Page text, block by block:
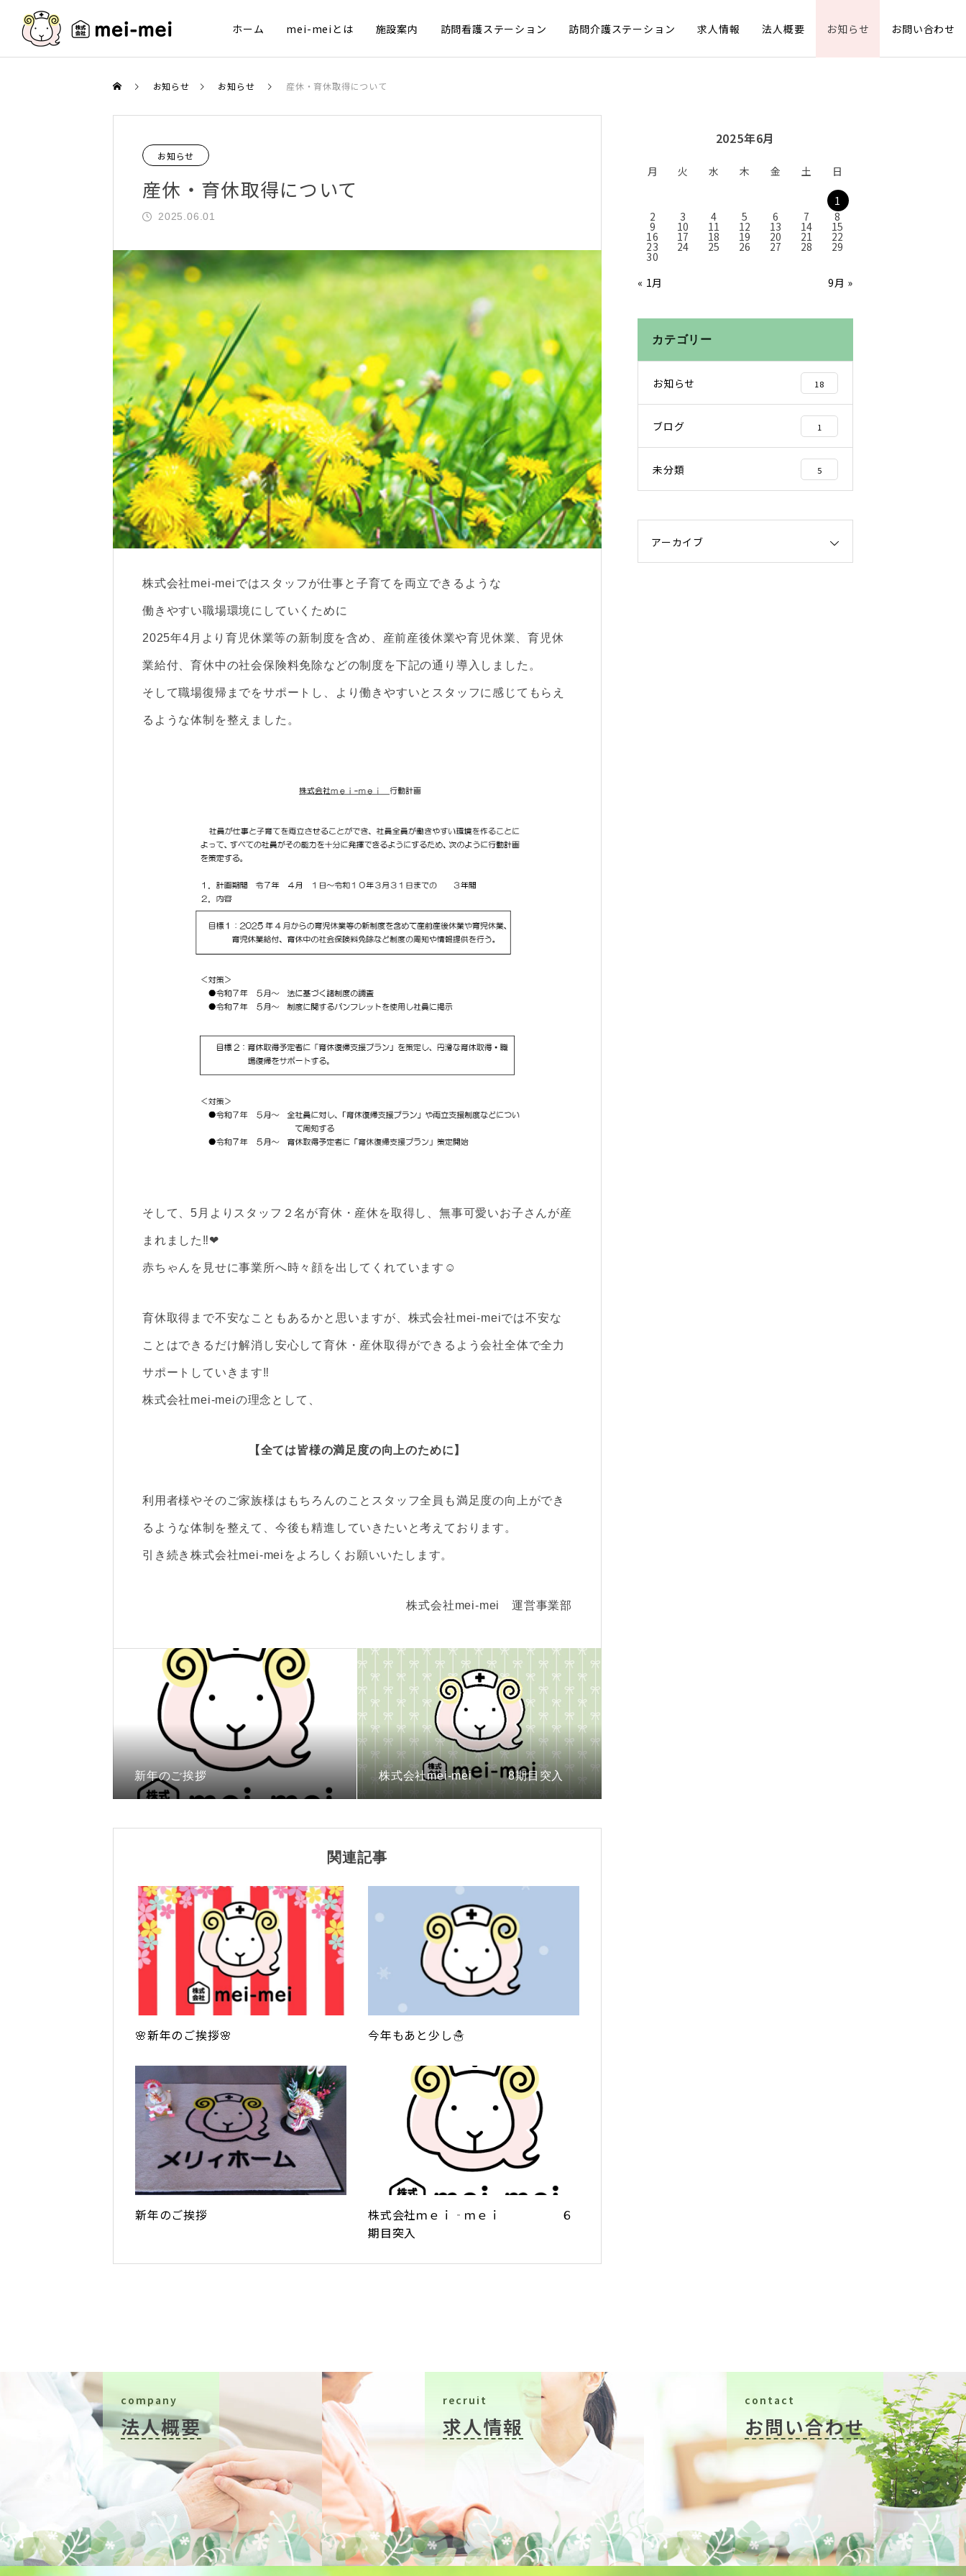
ホーム mei-meiとは 施設案内 訪問看護ステーション 訪問介護ステーション 求人情報 法人概要 お知らせ お問い合わせ
お知らせ お知らせ 産休・育休取得について
お知らせ
産休・育休取得について
2025.06.01
株式会社mei-meiではスタッフが仕事と子育てを両立できるような
働きやすい職場環境にしていくために
2025年4月より育児休業等の新制度を含め、産前産後休業や育児休業、育児休
業給付、育休中の社会保険料免除などの制度を下記の通り導入しました。
そして職場復帰までをサポートし、より働きやすいとスタッフに感じてもらえ
るような体制を整えました。
そして、5月よりスタッフ２名が育休・産休を取得し、無事可愛いお子さんが産
まれました‼❤
赤ちゃんを見せに事業所へ時々顔を出してくれています☺
育休取得まで不安なこともあるかと思いますが、株式会社mei-meiでは不安な
ことはできるだけ解消し安心して育休・産休取得ができるよう会社全体で全力
サポートしていきます‼
株式会社mei-meiの理念として、
【全ては皆様の満足度の向上のために】
利用者様やそのご家族様はもちろんのことスタッフ全員も満足度の向上ができ
るような体制を整えて、今後も精進していきたいと考えております。
引き続き株式会社mei-meiをよろしくお願いいたします。
株式会社mei-mei 運営事業部
新年のご挨拶 株式会社mei-mei 8期目突入
関連記事
🌸新年のご挨拶🌸 今年もあと少し☃
新年のご挨拶
株式会社ｍｅｉ‐ｍｅｉ ６
期目突入
2025年6月
月 火 水 木 金 土 日
1
2
3 4 5 6 7 8
9 10 11 12 13 14 15
16 17 18 19 20 21 22
23 24 25 26 27 28 29
30
« 1月
9月 »
カテゴリー
お知らせ 18
ブログ 1
未分類 5
アーカイブ
company
法人概要
recruit
求人情報
contact
お問い合わせ